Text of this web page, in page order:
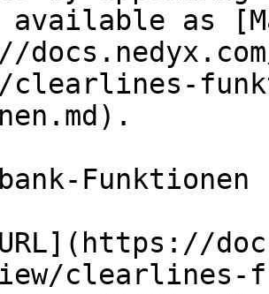
available as
clearlines-
Funktionen
clearlines-